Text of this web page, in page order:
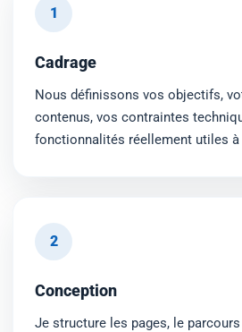
1
Cadrage
Nous définissons vos objectifs,
contenus, vos contraintes
fonctionnalités réellement utiles
2
Conception
Je structure les pages, le